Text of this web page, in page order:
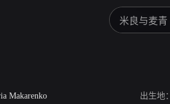
Makarenko 出生地：